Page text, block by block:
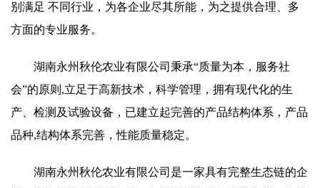
别满足 不同行业，为各企业尽其所能，为之提供合理、多
方面的专业服务。
湖南永州秋伦农业有限公司秉承“质量为本，服务社
会”的原则,立足于高新技术，科学管理，拥有现代化的生
产、检测及试验设备，已建立起完善的产品结构体系，产品
品种,结构体系完善，性能质量稳定。
湖南永州秋伦农业有限公司是一家具有完整生态链的企